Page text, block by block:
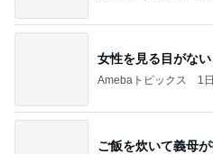
女性を見る目がな
Amebaトピックス 1
ご飯を炊いて義母